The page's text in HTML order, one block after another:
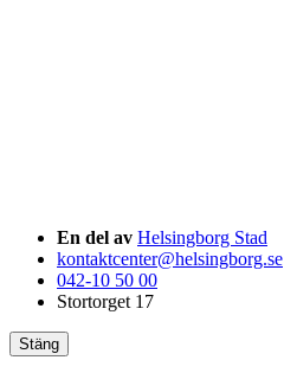
En del av Helsingborg Stad
kontaktcenter@helsingborg.se
042-10 50 00
Stortorget 17
Stäng